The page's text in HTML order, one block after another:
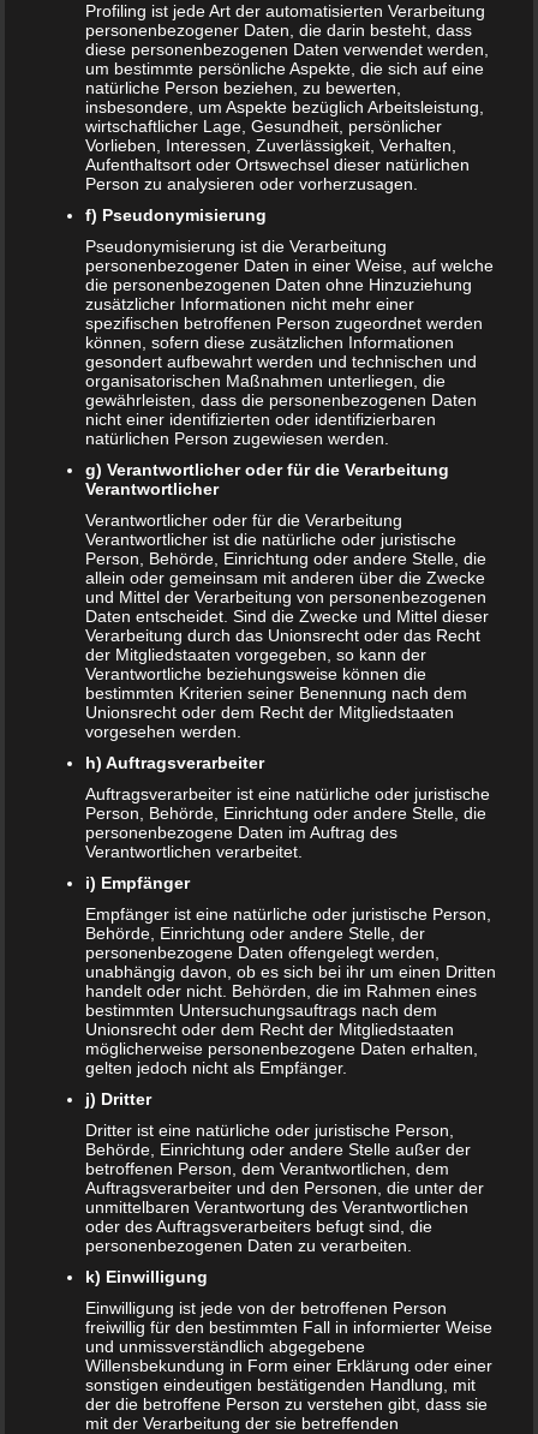
Schere kaputt (Stein gewinnt). Haben mehrere Mitspieler
das gleiche Symbol gewählt, dann steht es unentschieden.
Variante:Es gibt noch den Brunnen (Daumen und
Zeigefinger formen ein Loch). Stein und Schere fallen in
den Brunnen und verlieren. Papier deckt den Brunnen ab
und gewinnt.
Farben zählen
Jeder der Mitspieler wählt eine Farbe aus die er zählen
möchte. Nun werden alle wiederkehrenden Gegenstände
die man auf der Fahrt entdecken kann in dieser Farbe
gezählt. Bei einer Autofahrt bieten sich Autos an. Es
können aber auch zum Beispiel Straßenschilder sein o.ä.
Vor Spielbeginn wird ein Spielzeitende festgelegt. Wer
nach dieser Zeit die meisten Objekte in der ausgewählten
Die Wörterkette
Ein Mitspieler überlegt sich ein zusammengesetztes Wort
zum Beispiel Wasservogel. Der nächste Spieler muss das
letzte Wort für das neue Wort am Anfang verwenden. In
diesem Fall zum Beispiel Vogelnest. Die
Schwierigkeitsstufen sind je nach Wort variabel. Für dieses
Spiel müssen die Kinder schon etwas älter sein und mit
Wörtern „spielen können“ (ab etwa 5 Jahren).
Liederraten
Ein Mitspieler summt ein (Kinder-)Lied. Die anderen
Mitspieler müssen das Lied erraten. Wer das Lied erraten
hat, der erhält einen Punkt ist als nächstes an der Reihe.
Auch hierfür müssen die Kinder die Lieder schon kennen
und in der Lage sein die Melodie herauszuhöhren (ab etwa
5 Jahren).
Kennzeichensätze
Das folgende Spiel wird besonders gerne im Stau gespielt.
Aus dem Kennzeichen des Vordermanns muss ein Satz
gebaut werden. Die Kennzeichenbuchstaben bilden dabei
immer die Anfangsbuchstaben der Wörter im Satz. Das
Kennzeichen PI-SL würde zum Beispiel lauten: ‚Peter ist
sehr lieb‘. Mitunter können dabei lustige Sätze entstehen.
Spaß für die ganze Familie. Auch dieses Spiel ist eher für
ältere Kinder geeignet.
Ich packe meinen Koffer …
Noch ein Klassiker der kurzweiligen Spiele. Der erste Spiel
sagt den Satz ‚Ich packe meinen Koffer und nehme mit …‘.
Der Satz wird um einen beliebigen Gegenstand ergänzt.
Profiling ist jede Art der automatisierten Verarbeitung
personenbezogener Daten, die darin besteht, dass
diese personenbezogenen Daten verwendet werden,
um bestimmte persönliche Aspekte, die sich auf eine
natürliche Person beziehen, zu bewerten,
insbesondere, um Aspekte bezüglich Arbeitsleistung,
wirtschaftlicher Lage, Gesundheit, persönlicher
Vorlieben, Interessen, Zuverlässigkeit, Verhalten,
Aufenthaltsort oder Ortswechsel dieser natürlichen
Person zu analysieren oder vorherzusagen.
f) Pseudonymisierung
Pseudonymisierung ist die Verarbeitung
personenbezogener Daten in einer Weise, auf welche
die personenbezogenen Daten ohne Hinzuziehung
zusätzlicher Informationen nicht mehr einer
spezifischen betroffenen Person zugeordnet werden
können, sofern diese zusätzlichen Informationen
gesondert aufbewahrt werden und technischen und
organisatorischen Maßnahmen unterliegen, die
gewährleisten, dass die personenbezogenen Daten
nicht einer identifizierten oder identifizierbaren
natürlichen Person zugewiesen werden.
g) Verantwortlicher oder für die Verarbeitung
Verantwortlicher
Verantwortlicher oder für die Verarbeitung
Verantwortlicher ist die natürliche oder juristische
Person, Behörde, Einrichtung oder andere Stelle, die
allein oder gemeinsam mit anderen über die Zwecke
und Mittel der Verarbeitung von personenbezogenen
Daten entscheidet. Sind die Zwecke und Mittel dieser
Verarbeitung durch das Unionsrecht oder das Recht
der Mitgliedstaaten vorgegeben, so kann der
Verantwortliche beziehungsweise können die
bestimmten Kriterien seiner Benennung nach dem
Unionsrecht oder dem Recht der Mitgliedstaaten
vorgesehen werden.
h) Auftragsverarbeiter
Auftragsverarbeiter ist eine natürliche oder juristische
Person, Behörde, Einrichtung oder andere Stelle, die
personenbezogene Daten im Auftrag des
Verantwortlichen verarbeitet.
i) Empfänger
Empfänger ist eine natürliche oder juristische Person,
Behörde, Einrichtung oder andere Stelle, der
personenbezogene Daten offengelegt werden,
unabhängig davon, ob es sich bei ihr um einen Dritten
handelt oder nicht. Behörden, die im Rahmen eines
bestimmten Untersuchungsauftrags nach dem
Unionsrecht oder dem Recht der Mitgliedstaaten
möglicherweise personenbezogene Daten erhalten,
gelten jedoch nicht als Empfänger.
j) Dritter
Dritter ist eine natürliche oder juristische Person,
Behörde, Einrichtung oder andere Stelle außer der
betroffenen Person, dem Verantwortlichen, dem
Auftragsverarbeiter und den Personen, die unter der
unmittelbaren Verantwortung des Verantwortlichen
oder des Auftragsverarbeiters befugt sind, die
personenbezogenen Daten zu verarbeiten.
k) Einwilligung
Einwilligung ist jede von der betroffenen Person
freiwillig für den bestimmten Fall in informierter Weise
und unmissverständlich abgegebene
Willensbekundung in Form einer Erklärung oder einer
sonstigen eindeutigen bestätigenden Handlung, mit
der die betroffene Person zu verstehen gibt, dass sie
mit der Verarbeitung der sie betreffenden